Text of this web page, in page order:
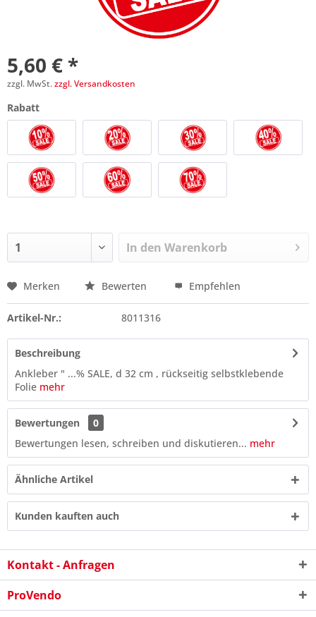
5,60 € *
zzgl. MwSt.zzgl. Versandkosten
Rabatt
In den Warenkorb
Preis anfragen
Merken Bewerten Empfehlen
Artikel-Nr.: 8011316
Beschreibung
Ankleber " ...% SALE, d 32 cm , rückseitig selbstklebende
Folie mehr
Bewertungen
0
Bewertungen lesen, schreiben und diskutieren... mehr
Ähnliche Artikel
Kunden kauften auch
Kontakt - Anfragen
ProVendo